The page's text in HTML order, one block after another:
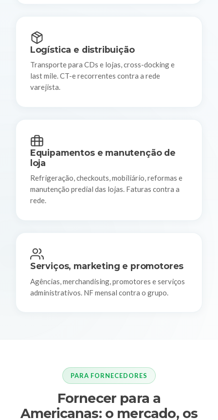
Logística e distribuição
Transporte para CDs e lojas, cross-docking e
last mile. CT-e recorrentes contra a rede
varejista.
Equipamentos e manutenção de
loja
Refrigeração, checkouts, mobiliário, reformas e
manutenção predial das lojas. Faturas contra a
rede.
Serviços, marketing e promotores
Agências, merchandising, promotores e serviços
administrativos. NF mensal contra o grupo.
PARA FORNECEDORES
Fornecer para a
Americanas: o mercado, os